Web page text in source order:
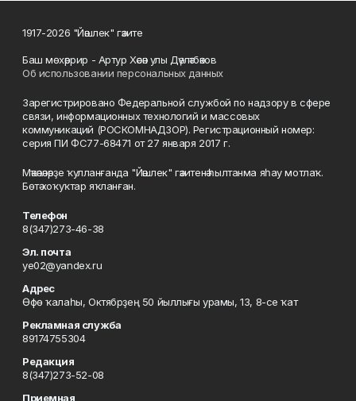
1917-2026 "Йәшлек" гәзите
Баш мөхәррир - Артур Хәсән улы Дәүләтбәков
Об использовании персональных данных
Зарегистрировано Федеральной службой по надзору в сфере
связи, информационных технологий и массовых
коммуникаций (РОСКОМНАДЗОР). Регистрационный номер:
серия ПИ ФС77-68471 от 27 января 2017 г.
Мәҡәләләрҙе ҡулланғанда "Йәшлек" гәзитенә һылтанма яһау мотлаҡ.
Бөтә хоҡуҡтар яҡланған.
Телефон
8(347)273-46-38
Эл. почта
ye02@yandex.ru
Адрес
Өфө ҡалаһы, Октябрҙең 50 йыллығы урамы, 13, 8-се ҡат
Рекламная служба
89174755304
Редакция
8(347)273-52-08
Приемная